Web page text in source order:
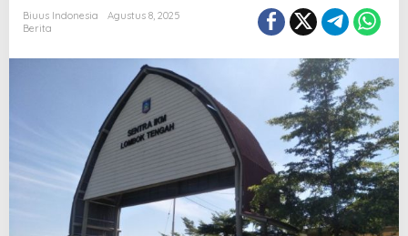
y
m
u
M
i
a
Biuus Indonesia
Agustus 8, 2025
Berita